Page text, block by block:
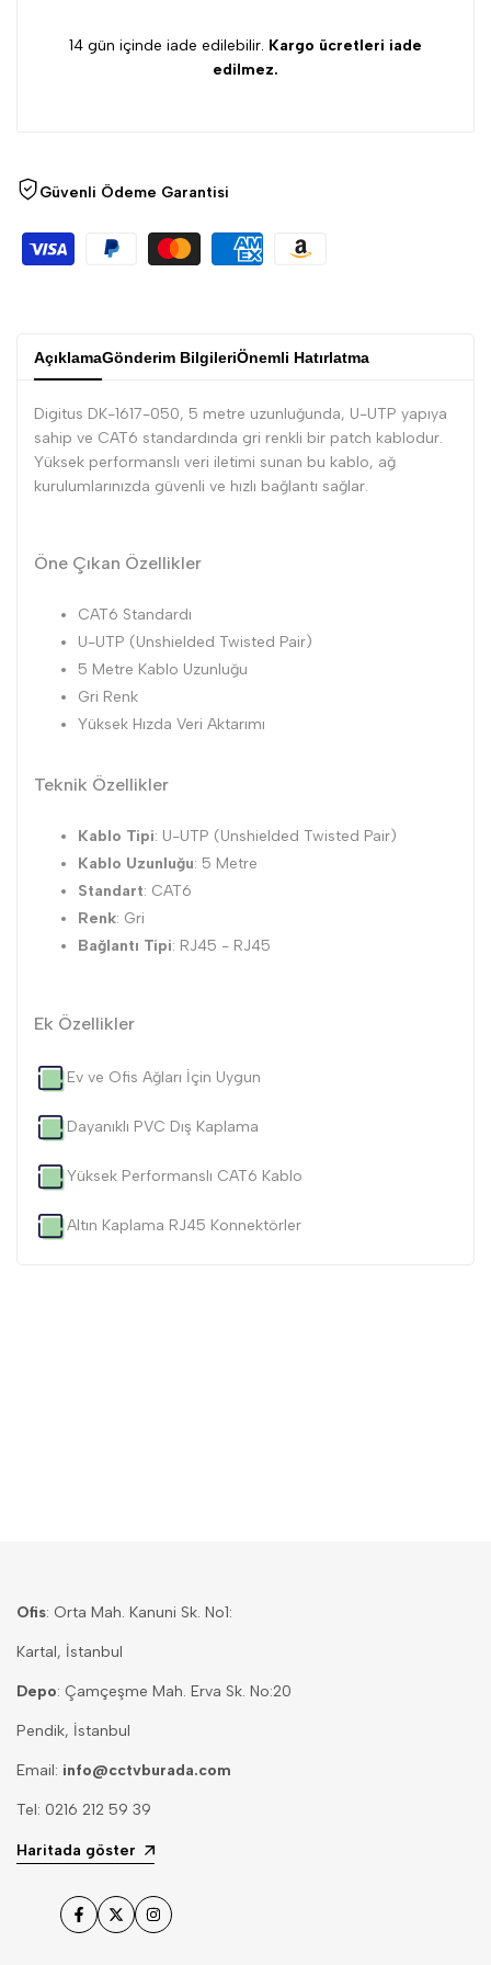
adeti
14 gün içinde iade edilebilir. Kargo ücretleri iade
edilmez.
Güvenli Ödeme Garantisi
AçıklamaGönderim BilgileriÖnemli Hatırlatma
Digitus DK-1617-050, 5 metre uzunluğunda, U-UTP yapıya
sahip ve CAT6 standardında gri renkli bir patch kablodur.
Yüksek performanslı veri iletimi sunan bu kablo, ağ
kurulumlarınızda güvenli ve hızlı bağlantı sağlar.
Öne Çıkan Özellikler
CAT6 Standardı
U-UTP (Unshielded Twisted Pair)
5 Metre Kablo Uzunluğu
Gri Renk
Yüksek Hızda Veri Aktarımı
Teknik Özellikler
Kablo Tipi: U-UTP (Unshielded Twisted Pair)
Kablo Uzunluğu: 5 Metre
Standart: CAT6
Renk: Gri
Bağlantı Tipi: RJ45 - RJ45
Ek Özellikler
Ev ve Ofis Ağları İçin Uygun
Dayanıklı PVC Dış Kaplama
Yüksek Performanslı CAT6 Kablo
Altın Kaplama RJ45 Konnektörler
Ofis: Orta Mah. Kanuni Sk. No1:
Kartal, İstanbul
Depo: Çamçeşme Mah. Erva Sk. No:20
Pendik, İstanbul
Email: info@cctvburada.com
Tel: 0216 212 59 39
Haritada göster
Facebook
TwitterInstagram